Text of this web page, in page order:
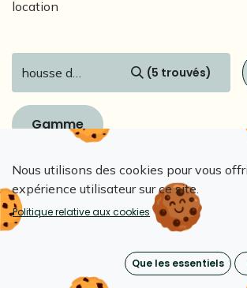
location
(5 trouvés)
Gamme
0,9€/usage
Nous utilisons des cookies pour vous
expérience utilisateur sur ce site.
Politique relative aux cookies
Que les essentiels